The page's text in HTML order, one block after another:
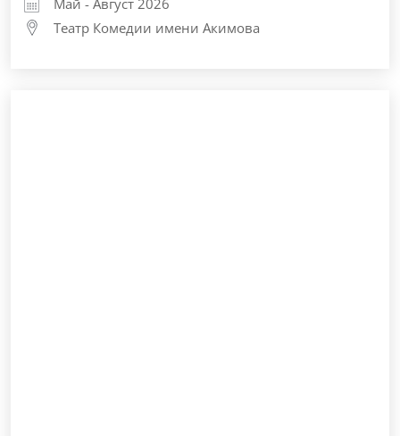
Май - Август 2026
Театр Комедии имени Акимова